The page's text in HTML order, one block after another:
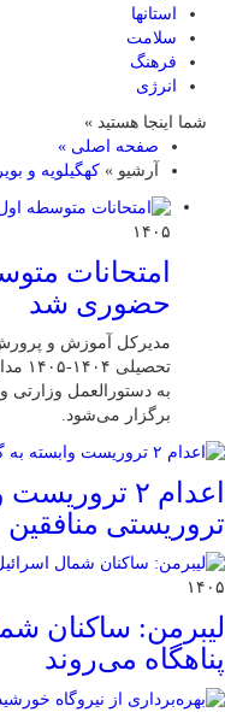
استانها
سلامت
فرهنگ
انرژی
شما اینجا هستید »
صفحه اصلی »
آرشیو » کهگیلویه و
۱۴۰۵
امتحانات
حضوری شد
مدیرکل آموزش و
به دستورالعمل
برگزار می‌شود.
اعدام ۲
تروریستی منافقین
۱۴۰۵
پناهگاه می‌روند